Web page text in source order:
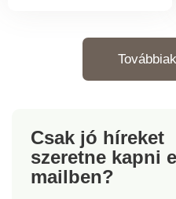
derék hátul. Szélesített
alsó rész. Mosógépben
Csak jó híreket
szeretne kapni
mailben?